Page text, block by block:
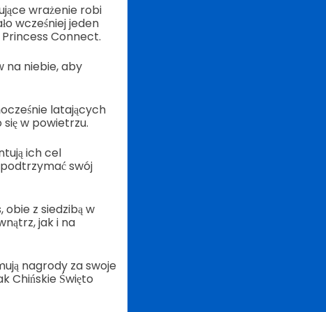
wrażenie robi
wcześniej jeden
Connect.
na niebie, aby
latających
w powietrzu.
ich cel
swój
obie z siedzibą w
jak i na
nagrody za swoje
Chińskie Święto